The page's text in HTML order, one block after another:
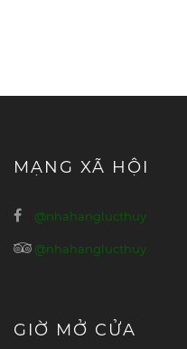
MẠNG XÃ HỘI
@nhahanglucthuy
@nhahanglucthuy
GIỜ MỞ CỬA